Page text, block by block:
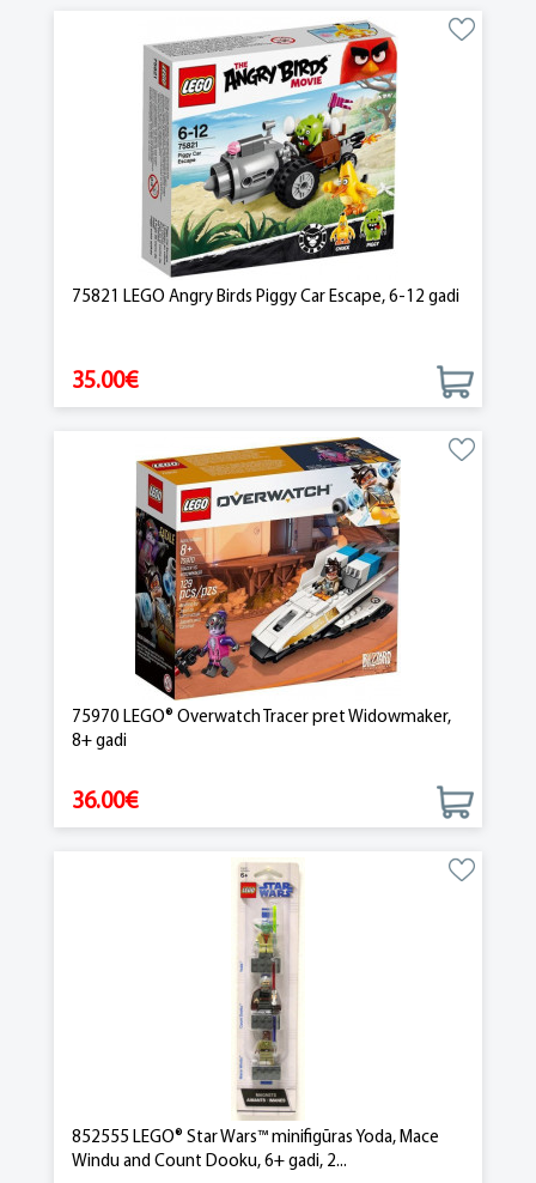
75821 LEGO Angry Birds Piggy Car Escape, 6-12 gadi
35.00€
75970 LEGO® Overwatch Tracer pret Widowmaker,
8+ gadi
36.00€
852555 LEGO® Star Wars™ minifigūras Yoda, Mace
Windu and Count Dooku, 6+ gadi, 2...